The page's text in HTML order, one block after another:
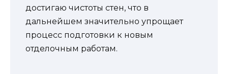
достигаю чистоты стен, что в
дальнейшем значительно упрощает
процесс подготовки к новым
отделочным работам.